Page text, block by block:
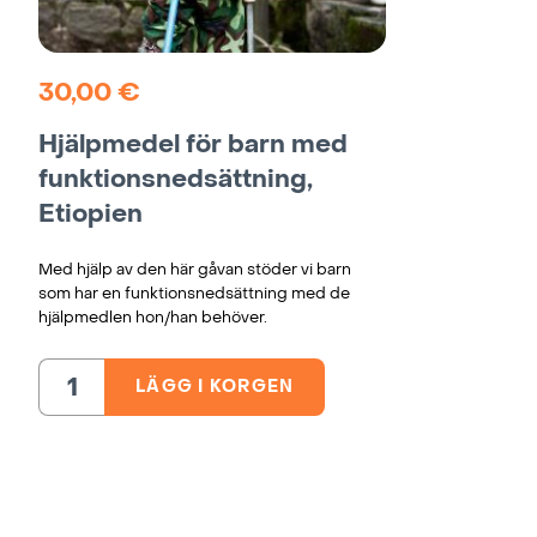
30,00€
Hjälpmedel för barn med
funktionsnedsättning,
Etiopien
Med hjälp av den här gåvan stöder vi barn
som har en funktionsnedsättning med de
hjälpmedlen hon/han behöver.
HjälpmedelLÄGG I KORGEN